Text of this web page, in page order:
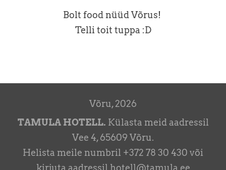
Bolt food nüüd Võrus!
Telli toit tuppa :D
Võru, 2026
TAMULA HOTELL. Külasta meid aadressil
Vee 4, 65609 Võru.
Helista meile numbril +372 78 30 430 või
kirjuta aadressil hotell@tamula.ee